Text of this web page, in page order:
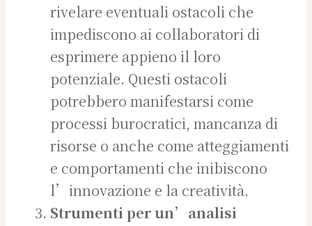
rivelare eventuali ostacoli che
impediscono ai collaboratori di
esprimere appieno il loro
potenziale. Questi ostacoli
potrebbero manifestarsi come
processi burocratici, mancanza di
risorse o anche come atteggiamenti
e comportamenti che inibiscono
l’innovazione e la creatività.
Strumenti per un’analisi